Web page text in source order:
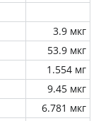
3.9 мкг
53.9 мкг
1.554 мг
9.45 мкг
6.781 мкг